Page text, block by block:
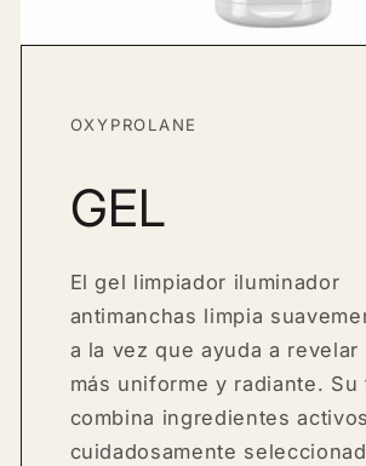
OXYPROLANE
GEL
El gel limpiador iluminador
antimanchas limpia
a la vez que ayuda a revelar
más uniforme y radiante. Su
combina ingredientes activos
cuidadosamente